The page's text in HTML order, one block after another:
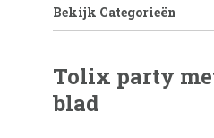
Bekijk Categorieën
Tolix party
blad